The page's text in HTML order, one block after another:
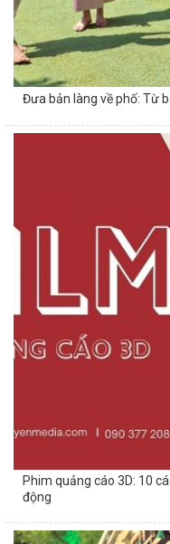
Đưa bản làng về phố: Từ
Phim quảng cáo 3D: 10
động